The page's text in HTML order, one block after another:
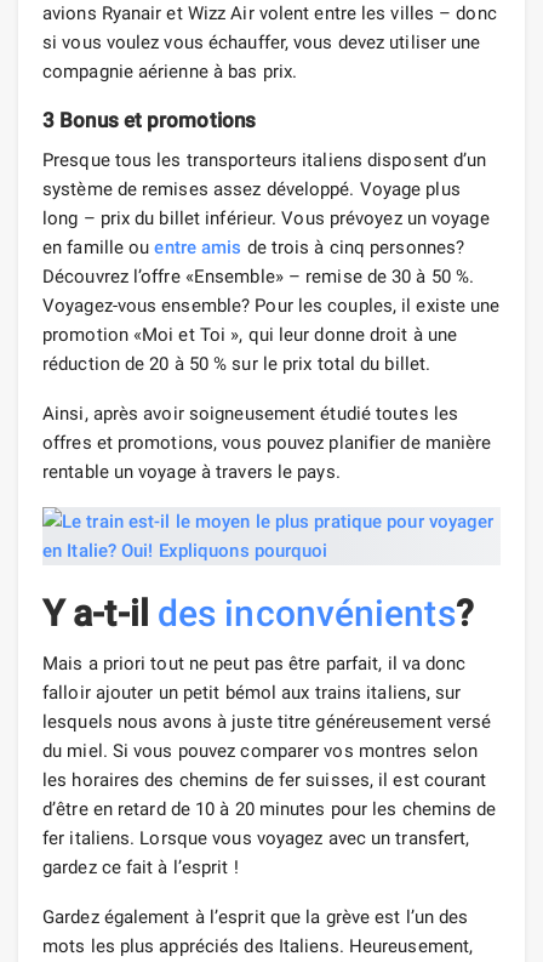
avions Ryanair et Wizz Air volent entre les villes – donc
si vous voulez vous échauffer, vous devez utiliser une
compagnie aérienne à bas prix.
3 Bonus et promotions
Presque tous les transporteurs italiens disposent d’un
système de remises assez développé. Voyage plus
long – prix du billet inférieur. Vous prévoyez un voyage
en famille ouentre amis de trois à cinq personnes?
Découvrez l’offre «Ensemble» – remise de 30 à 50 %.
Voyagez-vous ensemble? Pour les couples, il existe une
promotion «Moi et Toi », qui leur donne droit à une
réduction de 20 à 50 % sur le prix total du billet.
Ainsi, après avoir soigneusement étudié toutes les
offres et promotions, vous pouvez planifier de manière
rentable un voyage à travers le pays.
Y a-t-il des inconvénients?
Mais a priori tout ne peut pas être parfait, il va donc
falloir ajouter un petit bémol aux trains italiens, sur
lesquels nous avons à juste titre généreusement versé
du miel. Si vous pouvez comparer vos montres selon
les horaires des chemins de fer suisses, il est courant
d’être en retard de 10 à 20 minutes pour les chemins de
fer italiens. Lorsque vous voyagez avec un transfert,
gardez ce fait à l’esprit !
Gardez également à l’esprit que la grève est l’un des
mots les plus appréciés des Italiens. Heureusement,